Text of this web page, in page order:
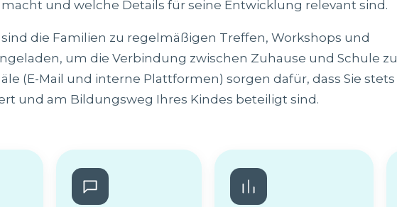
und welche Details für seine Entwicklung relevant sind.
die Familien zu regelmäßigen Treffen, Workshops und
um die Verbindung zwischen Zuhause und Schule zu
(E-Mail und interne Plattformen) sorgen dafür, dass Sie stets
und am Bildungsweg Ihres Kindes beteiligt sind.